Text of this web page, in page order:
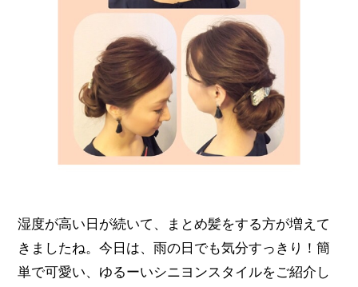
湿度が高い日が続いて、まとめ髪をする方が増えて
きましたね。今日は、雨の日でも気分すっきり！簡
単で可愛い、ゆるーいシニヨンスタイルをご紹介し